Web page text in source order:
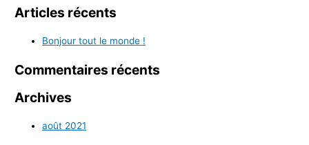
Articles récents
Bonjour tout le monde !
Commentaires récents
Archives
août 2021